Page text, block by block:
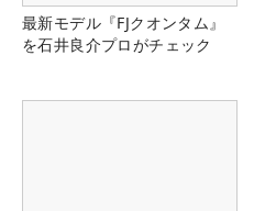
最新モデル『FJクオンタム』
を石井良介プロがチェック